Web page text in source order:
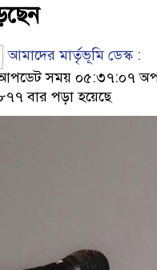
আমাদের মার্তৃভূমি ডেস্ক :
সময় ০৫:৩৭:০৭
বার পড়া হয়েছে